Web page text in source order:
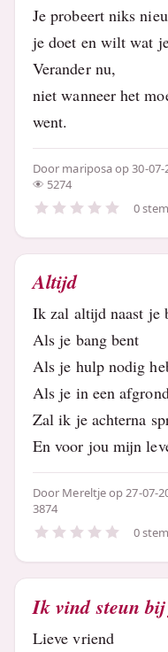
Je probeert niks
je doet en wilt wat
Verander nu,
niet wanneer het
went.
Door mariposaop 30-07-
5274
0
Altijd
Ik zal altijd naast je
Als je bang bent
Als je hulp nodig
Als je in een
Zal ik je achterna
En voor jou mijn
Door Mereltjeop 27-07-
3874
0
Ik vind steun
Lieve vriend